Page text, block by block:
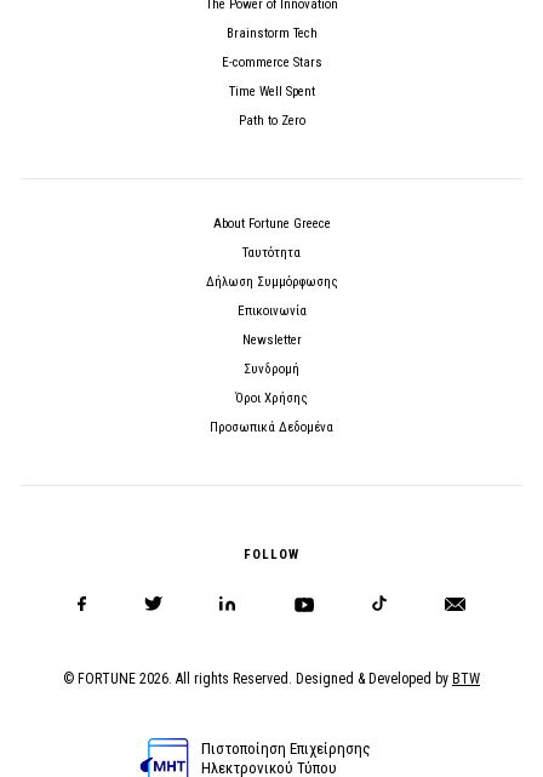
The Power of Innovation
Brainstorm Tech
E-commerce Stars
Time Well Spent
Path to Zero
About Fortune Greece
Ταυτότητα
Δήλωση Συμμόρφωσης
Επικοινωνία
Newsletter
Συνδρομή
Όροι Χρήσης
Προσωπικά Δεδομένα
FOLLOW
© FORTUNE 2026. All rights Reserved. Designed & Developed by BTW
Πιστοποίηση Επιχείρησης
Ηλεκτρονικού Τύπου